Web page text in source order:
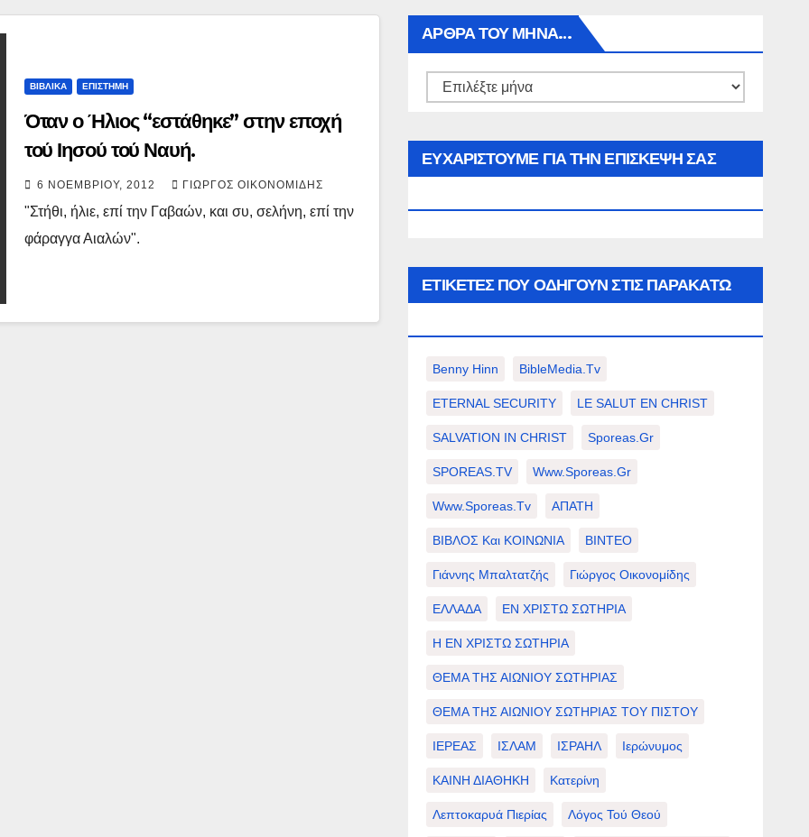
ΒΙΒΛΙΚΑ ΕΠΙΣΤΗΜΗ
Όταν ο Ήλιος “εστάθηκε” στην εποχή
τού Ιησού τού Ναυή.
6 ΝΟΕΜΒΡΊΟΥ, 2012 ΓΙΏΡΓΟΣ ΟΙΚΟΝΟΜΊΔΗΣ
"Στήθι, ήλιε, επί την Γαβαών, και συ, σελήνη, επί την
φάραγγα Αιαλών".
ΑΡΘΡΑ ΤΟΥ ΜΉΝΑ…
Αρθρα
μήνα…
ΕΥΧΑΡΙΣΤΟΥΜΕ ΓΙΑ ΤΗΝ ΕΠΙΣΚΕΨΗ ΣΑΣ
ΕΤΙΚΈΤΕΣ ΠΟΥ ΟΔΗΓΟΎΝ ΣΤΙΣ ΠΑΡΑΚΆΤΩ
Benny Hinn BibleMedia.tv
ETERNAL SECURITY LE SALUT EN CHRIST
SALVATION IN CHRIST Sporeas.gr
SPOREAS.TV Www.sporeas.gr
Www.sporeas.tv ΑΠΑΤΗ
ΒΙΒΛΟΣ Και ΚΟΙΝΩΝΙΑ ΒΙΝΤΕΟ
Γιάννης Μπαλτατζής Γιώργος Οικονομίδης
ΕΛΛΑΔΑ ΕΝ ΧΡΙΣΤΩ ΣΩΤΗΡΙΑ
Η ΕΝ ΧΡΙΣΤΩ ΣΩΤΗΡΙΑ
ΘΕΜΑ ΤΗΣ ΑΙΩΝΙΟΥ ΣΩΤΗΡΙΑΣ
ΘΕΜΑ ΤΗΣ ΑΙΩΝΙΟΥ ΣΩΤΗΡΙΑΣ ΤΟΥ ΠΙΣΤΟΥ
ΙΕΡΕΑΣ ΙΣΛΑΜ ΙΣΡΑΗΛ Ιερώνυμος
ΚΑΙΝΗ ΔΙΑΘΗΚΗ Κατερίνη
Λεπτοκαρυά Πιερίας Λόγος Τού Θεού